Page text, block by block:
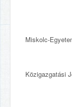
Miskolc-
Közigazgatási